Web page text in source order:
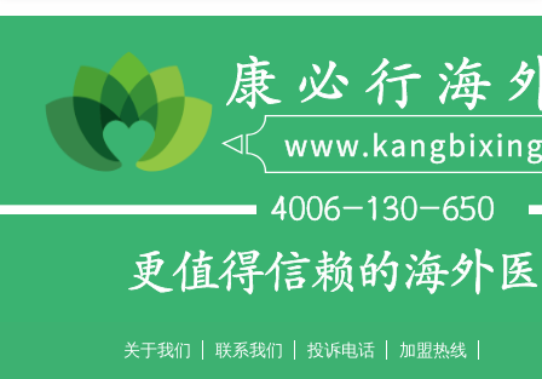
关于我们 联系我们 投诉电话 加盟热线